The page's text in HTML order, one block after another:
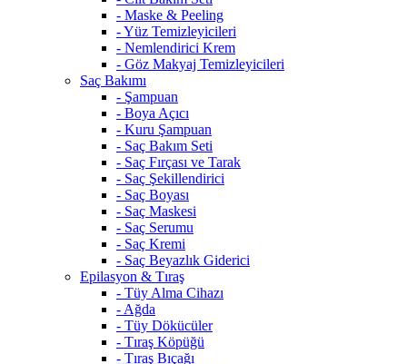
- Maske & Peeling
- Yüz Temizleyicileri
- Nemlendirici Krem
- Göz Makyaj Temizleyicileri
Saç Bakımı
- Şampuan
- Boya Açıcı
- Kuru Şampuan
- Saç Bakım Seti
- Saç Fırçası ve Tarak
- Saç Şekillendirici
- Saç Boyası
- Saç Maskesi
- Saç Serumu
- Saç Kremi
- Saç Beyazlık Giderici
Epilasyon & Tıraş
- Tüy Alma Cihazı
- Ağda
- Tüy Dökücüler
- Tıraş Köpüğü
- Tıraş Bıçağı